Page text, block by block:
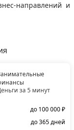
направлений и
за 5 минут
до 100 000 ₽
до 365 дней